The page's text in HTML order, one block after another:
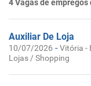
4 Vagas de empregos
Auxiliar De Loja
10/07/2026 -Vitória -
Lojas / Shopping